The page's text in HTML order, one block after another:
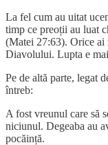
La fel cum au uitat
timp ce preoții au luat
(Matei 27:63). Orice ai
Diavolului. Lupta e
Pe de altă parte, legat
întreb:
A fost vreunul care să
niciunul. Degeaba au
pocăință.